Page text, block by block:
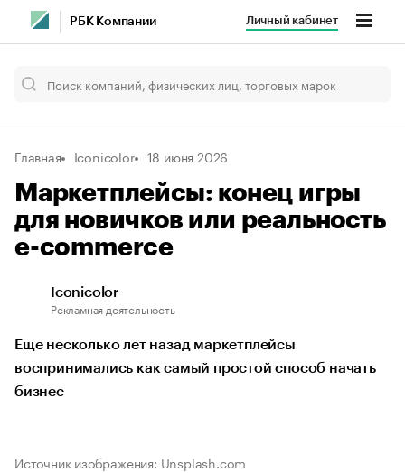
РБК Компании Личный кабинет
Главная Iconicolor 18 июня 2026
Маркетплейсы: конец игры
для новичков или реальность
e-commerce
Iconicolor
Рекламная деятельность
Еще несколько лет назад маркетплейсы
воспринимались как самый простой способ начать
бизнес
Источник изображения: Unsplash.com